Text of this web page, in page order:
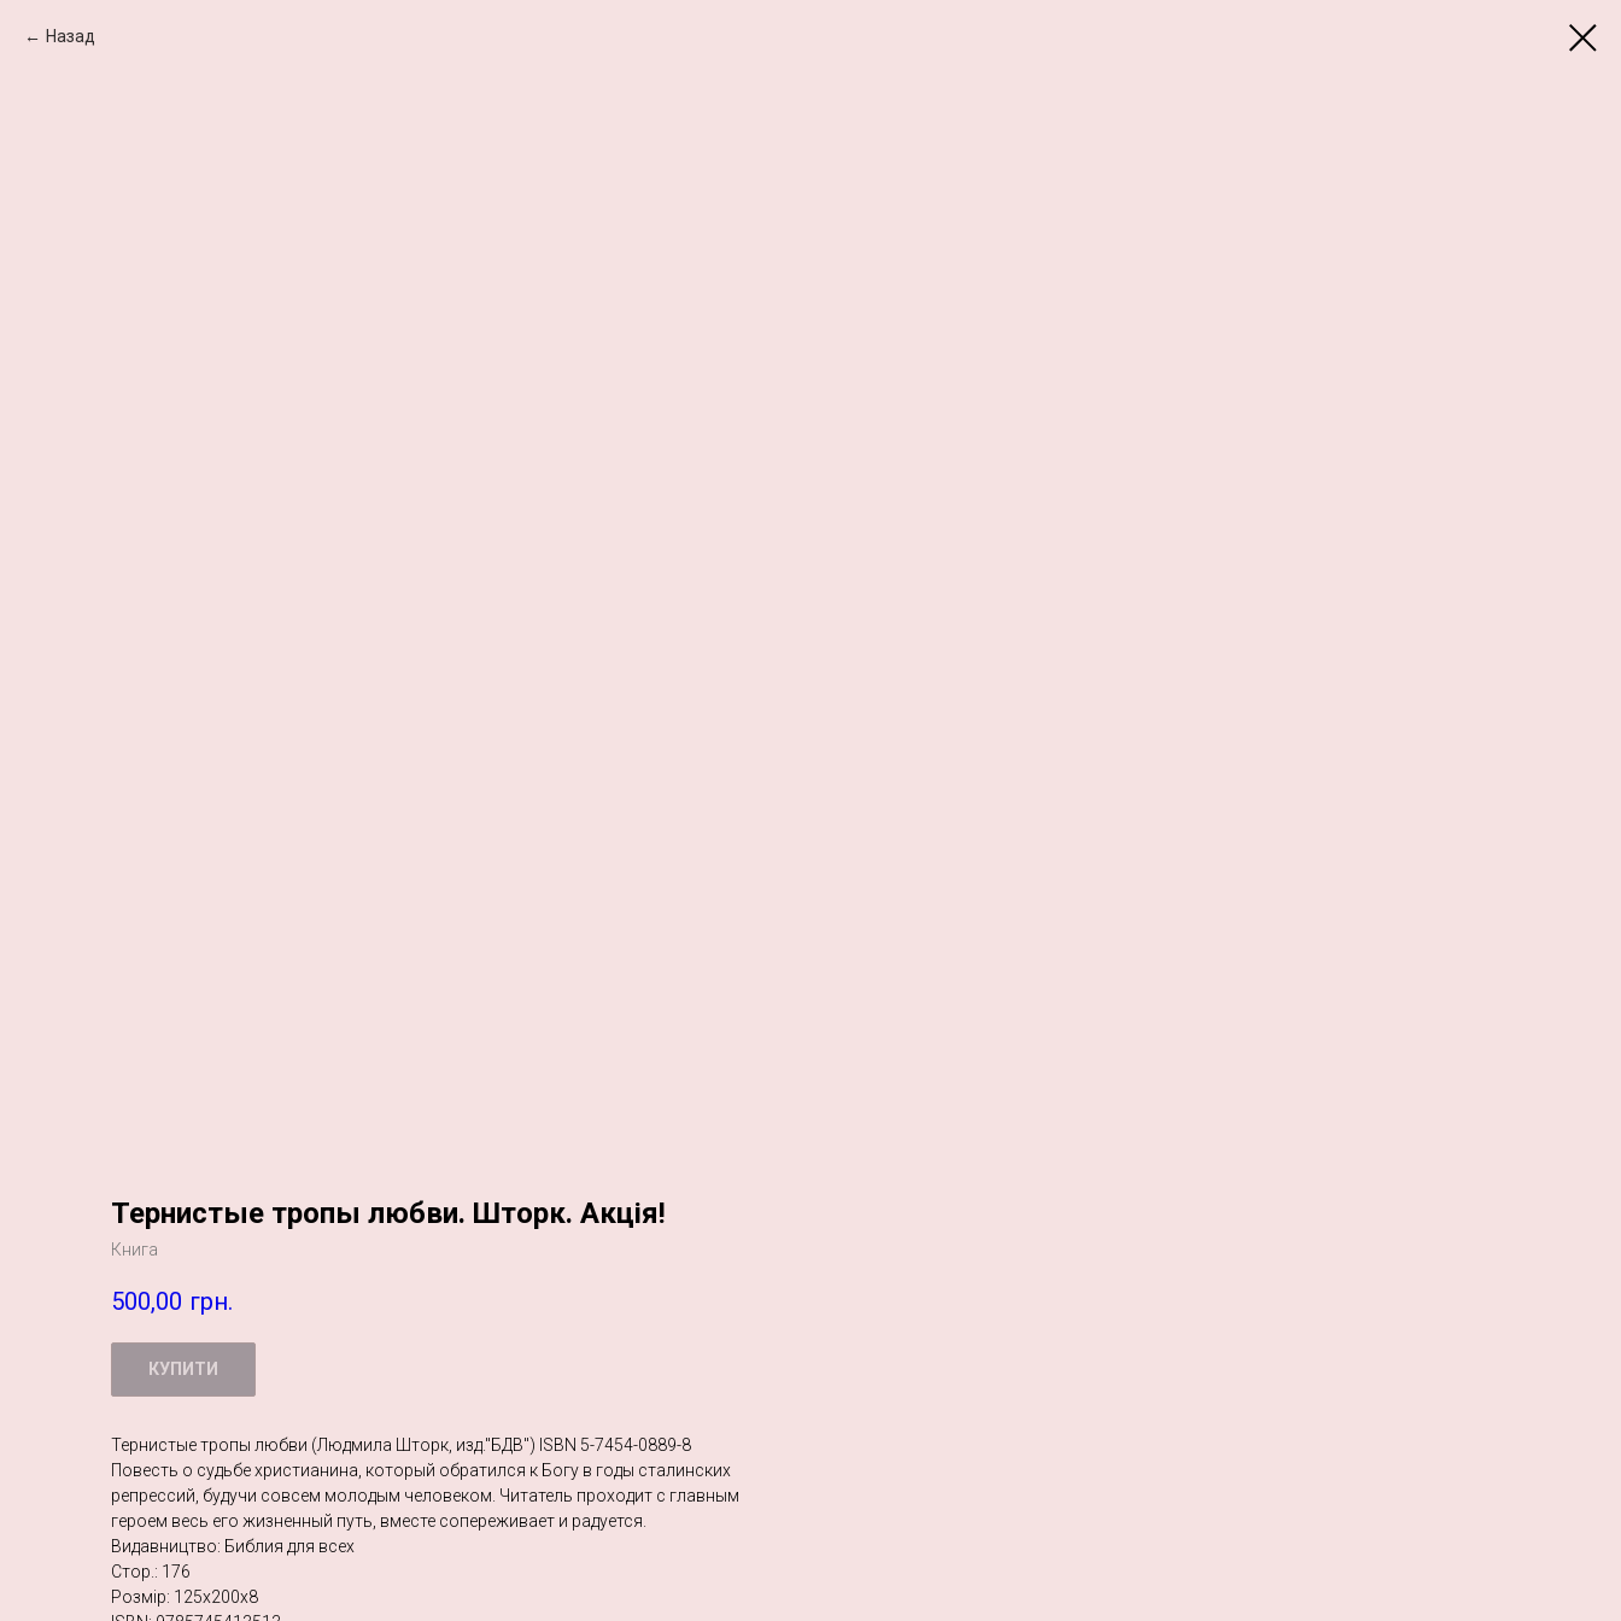
Назад
Тернистые тропы любви. Шторк. Акція!
Книга
500,00 грн.
КУПИТИ
Тернистые тропы любви (Людмила Шторк, изд."БДВ") ISBN 5-7454-0889-8
Повесть о судьбе христианина, который обратился к Богу в годы сталинских
репрессий, будучи совсем молодым человеком. Читатель проходит с главным
героем весь его жизненный путь, вместе сопереживает и радуется.
Видавництво: Библия для всех
Стор.: 176
Розмір: 125х200х8